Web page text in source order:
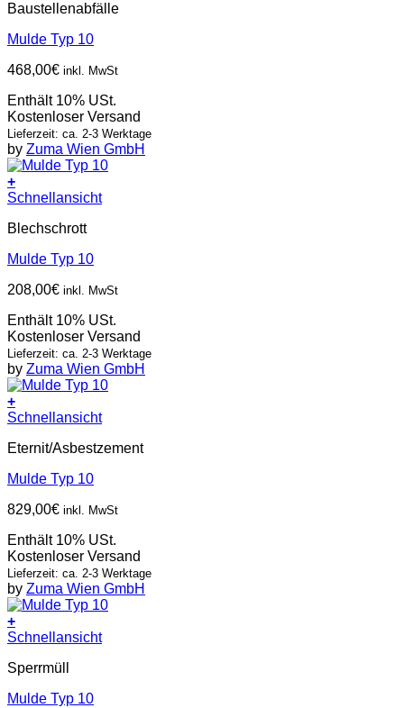
Baustellenabfälle
Mulde Typ 10
468,00€ inkl. MwSt
Enthält 10% USt.
Kostenloser Versand
Lieferzeit: ca. 2-3 Werktage
by Zuma Wien GmbH
+
Schnellansicht
Blechschrott
Mulde Typ 10
208,00€ inkl. MwSt
Enthält 10% USt.
Kostenloser Versand
Lieferzeit: ca. 2-3 Werktage
by Zuma Wien GmbH
+
Schnellansicht
Eternit/Asbestzement
Mulde Typ 10
829,00€ inkl. MwSt
Enthält 10% USt.
Kostenloser Versand
Lieferzeit: ca. 2-3 Werktage
by Zuma Wien GmbH
+
Schnellansicht
Sperrmüll
Mulde Typ 10